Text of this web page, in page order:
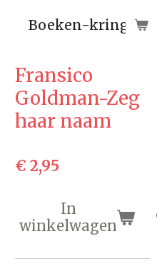
Boeken-
Fransico
Goldman-Zeg
haar naam
€ 2,95
In
winkelwagen